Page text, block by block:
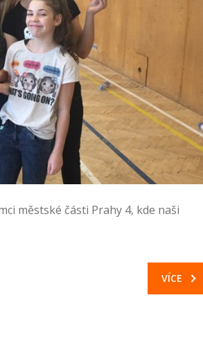
městské části Prahy 4, kde naši
VÍCE